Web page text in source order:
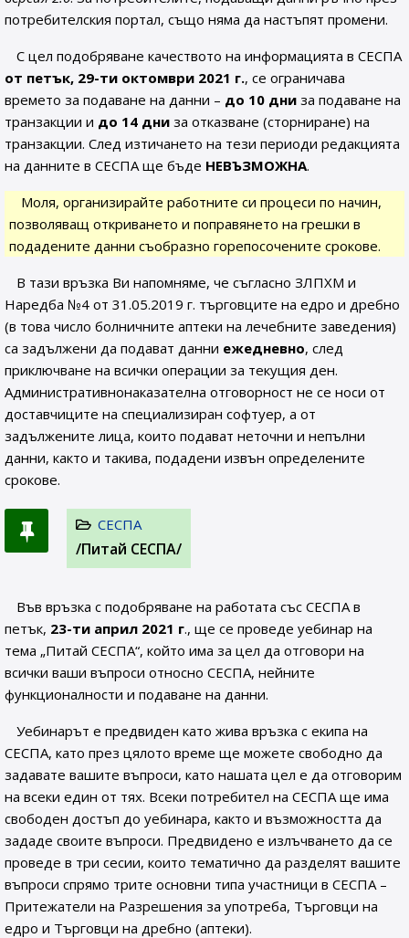
потребителския портал, също няма да настъпят промени.
С цел подобряване качеството на информацията в СЕСПА
от петък, 29-ти октомври 2021 г., се ограничава
времето за подаване на данни – до 10 дни за подаване на
транзакции и до 14 дни за отказване (сторниране) на
транзакции. След изтичането на тези периоди редакцията
на данните в СЕСПА ще бъде НЕВЪЗМОЖНА.
Моля, организирайте работните си процеси по начин,
позволяващ откриването и поправянето на грешки в
подадените данни съобразно горепосочените срокове.
В тази връзка Ви напомняме, че съгласно ЗЛПХМ и
Наредба №4 от 31.05.2019 г. търговците на едро и дребно
(в това число болничните аптеки на лечебните заведения)
са задължени да подават данни ежедневно, след
приключване на всички операции за текущия ден.
Административнонаказателна отговорност не се носи от
доставчиците на специализиран софтуер, а от
задължените лица, които подават неточни и непълни
данни, както и такива, подадени извън определените
срокове.
СЕСПА
/Питай СЕСПА/
Във връзка с подобряване на работата със СЕСПА в
петък, 23-ти април 2021 г., ще се проведе уебинар на
тема „Питай СЕСПА“, който има за цел да отговори на
всички ваши въпроси относно СЕСПА, нейните
функционалности и подаване на данни.
Уебинарът е предвиден като жива връзка с екипа на
СЕСПА, като през цялото време ще можете свободно да
задавате вашите въпроси, като нашата цел е да отговорим
на всеки един от тях. Всеки потребител на СЕСПА ще има
свободен достъп до уебинара, както и възможността да
зададе своите въпроси. Предвидено е излъчването да се
проведе в три сесии, които тематично да разделят вашите
въпроси спрямо трите основни типа участници в СЕСПА –
Притежатели на Разрешения за употреба, Търговци на
едро и Търговци на дребно (аптеки).